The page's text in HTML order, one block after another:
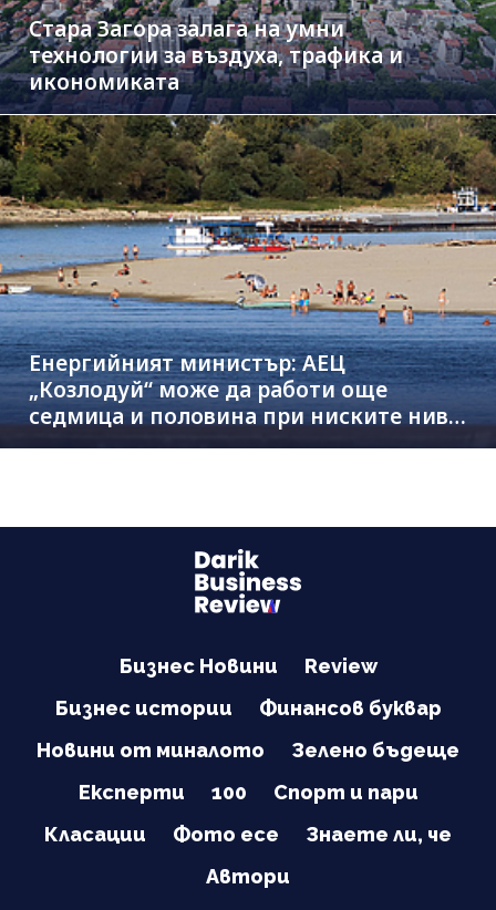
Стара Загора залага на умни
технологии за въздуха, трафика и
икономиката
Енергийният министър: АЕЦ
„Козлодуй“ може да работи още
седмица и половина при ниските нива
на Дунав
Бизнес Новини
Review
Бизнес истории
Финансов буквар
Новини от миналото
Зелено бъдеще
Експерти
100
Спорт и пари
Класации
Фото есе
Знаете ли, че
Автори